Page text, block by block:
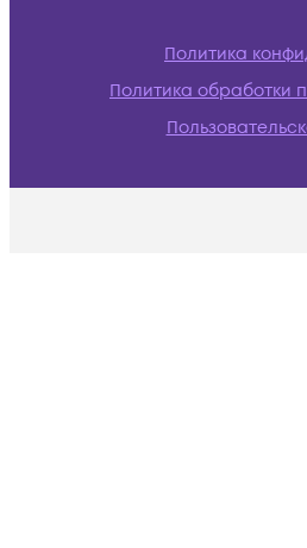
Политика
Политика обработки